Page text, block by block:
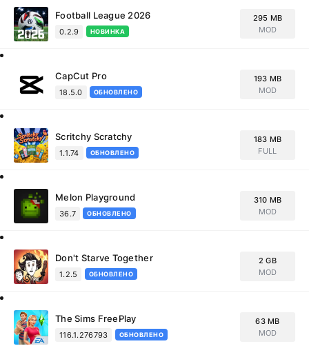
Football League 2026
0.2.9 НОВИНКА
295 MB
MOD
CapCut Pro
18.5.0 ОБНОВЛЕНО
193 MB
MOD
Scritchy Scratchy
1.1.74 ОБНОВЛЕНО
183 MB
FULL
Melon Playground
36.7 ОБНОВЛЕНО
310 MB
MOD
Don't Starve Together
1.2.5 ОБНОВЛЕНО
2 GB
MOD
The Sims FreePlay
116.1.276793 ОБНОВЛЕНО
63 MB
MOD